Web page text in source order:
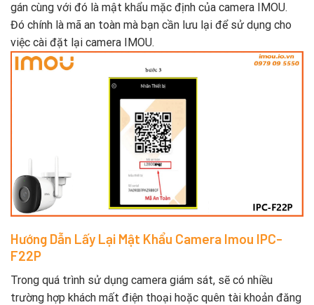
gán cùng với đó là mật khẩu mặc định của camera IMOU.
Đó chính là mã an toàn mà bạn cần lưu lại để sử dụng cho
việc cài đặt lại camera IMOU.
Hướng Dẫn Lấy Lại Mật Khẩu Camera Imou IPC-
F22P
Trong quá trình sử dụng camera giám sát, sẽ có nhiều
trường hợp khách mất điện thoại hoặc quên tài khoản đăng